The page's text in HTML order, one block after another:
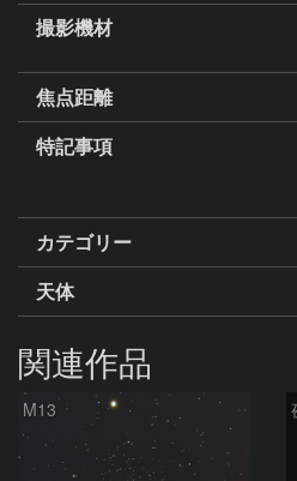
撮影機材
焦点距離
特記事項
カテゴリー
天体
関連作品
M13